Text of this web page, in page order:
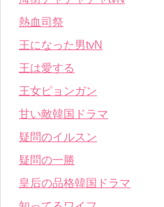
熱血司祭
王になった男tvN
王は愛する
王女ピョンガン
甘い敵韓国ドラマ
疑問のイルスン
疑問の一勝
皇后の品格韓国ドラマ